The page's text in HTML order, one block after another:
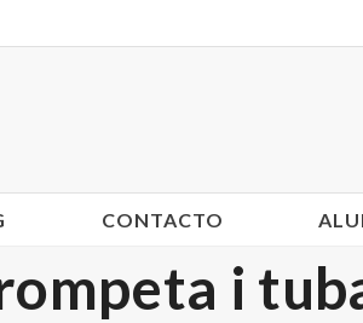
CONTACTO
i